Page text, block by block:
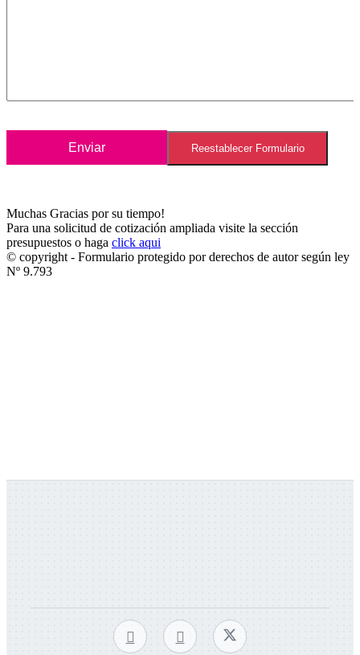
Muchas Gracias por su tiempo!
Para una solicitud de cotización ampliada visite la sección
presupuestos o haga click aqui
© copyright - Formulario protegido por derechos de autor según ley
Nº 9.793